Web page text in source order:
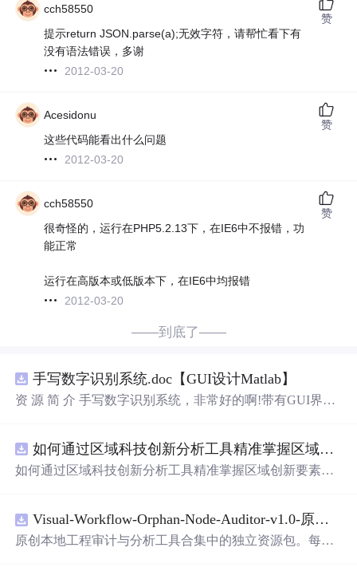
cch58550
提示return JSON.parse(a);无效字符，请帮忙看下有
没有语法错误，多谢
2012-03-20
赞
Acesidonu
这些代码能看出什么问题
2012-03-20
赞
cch58550
很奇怪的，运行在PHP5.2.13下，在IE6中不报错，功
能正常
运行在高版本或低版本下，在IE6中均报错
2012-03-20
赞
——到底了——
手写数字识别系统.doc【GUI设计Matlab】
资 源 简 介 手写数字识别系统，非常好的啊!带有GUI界
带有直观的图形用户界面（GUI），非常容易使用。你只
需要将手写数字输入系统，它将立即给出准确的识别结
是一个非常方便和实用的工具，你一定会喜欢它的！
如何通过区域科技创新分析工具精准掌握区域创新要素分布与产业链融合现状？.docx
如何通过区域科技创新分析工具精准掌握区域创新要素分
Visual-Workflow-Orphan-Node-Auditor-v1.0-原创源码与文档.zip
原创本地工程审计与分析工具合集中的独立资源包。每个